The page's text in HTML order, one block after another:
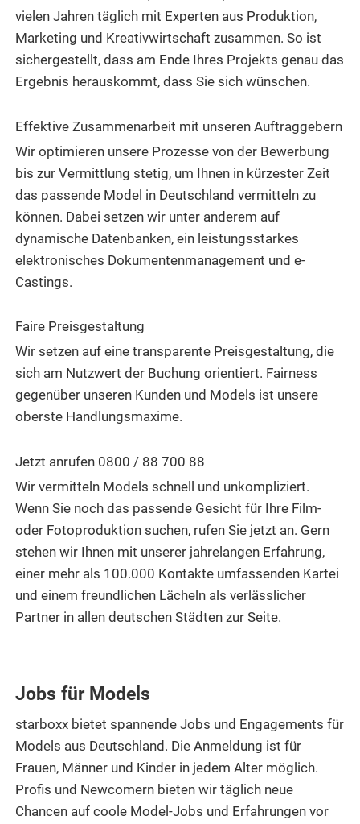
vielen Jahren täglich mit Experten aus Produktion,
Marketing und Kreativwirtschaft zusammen. So ist
sichergestellt, dass am Ende Ihres Projekts genau das
Ergebnis herauskommt, dass Sie sich wünschen.
Effektive Zusammenarbeit mit unseren Auftraggebern
Wir optimieren unsere Prozesse von der Bewerbung
bis zur Vermittlung stetig, um Ihnen in kürzester Zeit
das passende Model in Deutschland vermitteln zu
können. Dabei setzen wir unter anderem auf
dynamische Datenbanken, ein leistungsstarkes
elektronisches Dokumentenmanagement und e-
Castings.
Faire Preisgestaltung
Wir setzen auf eine transparente Preisgestaltung, die
sich am Nutzwert der Buchung orientiert. Fairness
gegenüber unseren Kunden und Models ist unsere
oberste Handlungsmaxime.
Jetzt anrufen 0800 / 88 700 88
Wir vermitteln Models schnell und unkompliziert.
Wenn Sie noch das passende Gesicht für Ihre Film-
oder Fotoproduktion suchen, rufen Sie jetzt an. Gern
stehen wir Ihnen mit unserer jahrelangen Erfahrung,
einer mehr als 100.000 Kontakte umfassenden Kartei
und einem freundlichen Lächeln als verlässlicher
Partner in allen deutschen Städten zur Seite.
Jobs für Models
starboxx bietet spannende Jobs und Engagements für
Models aus Deutschland. Die Anmeldung ist für
Frauen, Männer und Kinder in jedem Alter möglich.
Profis und Newcomern bieten wir täglich neue
Chancen auf coole Model-Jobs und Erfahrungen vor